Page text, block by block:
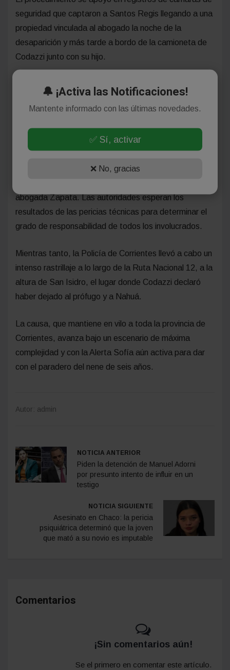
seguridad que captaron a Santos Regis llegando a una
propiedad vinculada al abogado la noche de la
desaparición y más tarde a bordo de la camioneta de
Codazzi junto con su hijo.
fue secuestrado y será peritado en busca de rastros
biológicos y otras evidencias que permitan confirmar si
fue utilizada para la huida.
nuevas detenciones ni el secuestro de dispositivos
abogada Zapata. Las autoridades esperan los
resultados de las pericias técnicas para determinar el
grado de responsabilidad de todos los involucrados.
Mientras tanto, la Policía de Corrientes llevó a cabo un
intenso rastrillaje a lo largo de la Ruta Nacional 12, a la
altura de San Isidro, el lugar donde Codazzi declaró
haber dejado al prófugo y a Nahuá.
La causa, que mantiene en vilo a toda la provincia de
Corrientes, avanza bajo un escenario de máxima
complejidad y con la Alerta Sofía aún activa para dar
con el paradero del nene de seis años.
Autor: admin
NOTICIA ANTERIOR
Piden la detención de Manuel Adorni
por presunto intento de influir en un
testigo
NOTICIA SIGUIENTE
Asesinato en Chaco: la pericia
psiquiátrica determinó que la joven
que mató a su novio es imputable
Comentarios
¡Sin comentarios aún!
Se el primero en comentar este artículo.
🔔 ¡Activa las Notificaciones!
Mantente informado con las últimas novedades.
✅ Sí, activar
❌ No, gracias